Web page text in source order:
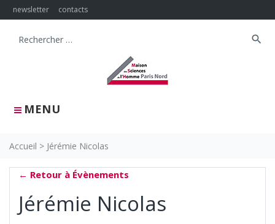
Skip
to
newsletter contacts
MENU
Search
search
Accueil > Jérémie Nicolas
← Retour à Évènements
Jérémie Nicolas